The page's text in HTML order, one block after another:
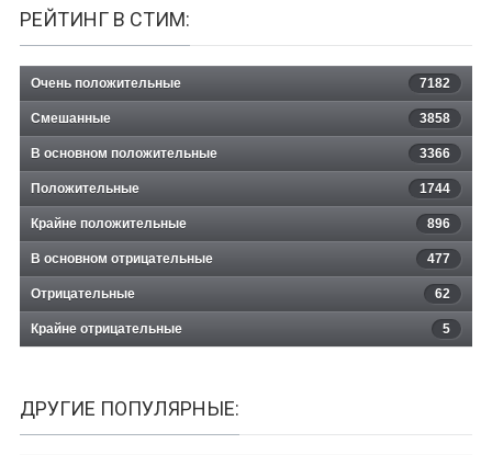
РЕЙТИНГ В СТИМ:
Очень положительные 7182
Смешанные 3858
В основном положительные 3366
Положительные 1744
Крайне положительные 896
В основном отрицательные 477
Отрицательные 62
Крайне отрицательные 5
ДРУГИЕ ПОПУЛЯРНЫЕ: